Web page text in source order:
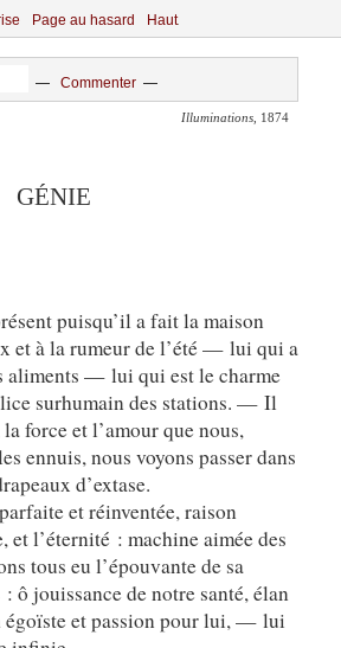
Page au hasard Haut
— Commenter—
Illuminations , 1874
GÉNIE
puisqu’il a fait la maison
et à la rumeur de l’été — lui qui a
aliments — lui qui est le charme
surhumain des stations. — Il
force et l’amour que nous,
ennuis, nous voyons passer dans
d’extase.
et réinventée, raison
et l’éternité : machine aimée des
tous eu l’épouvante de sa
ô jouissance de notre santé, élan
égoïste et passion pour lui, — lui